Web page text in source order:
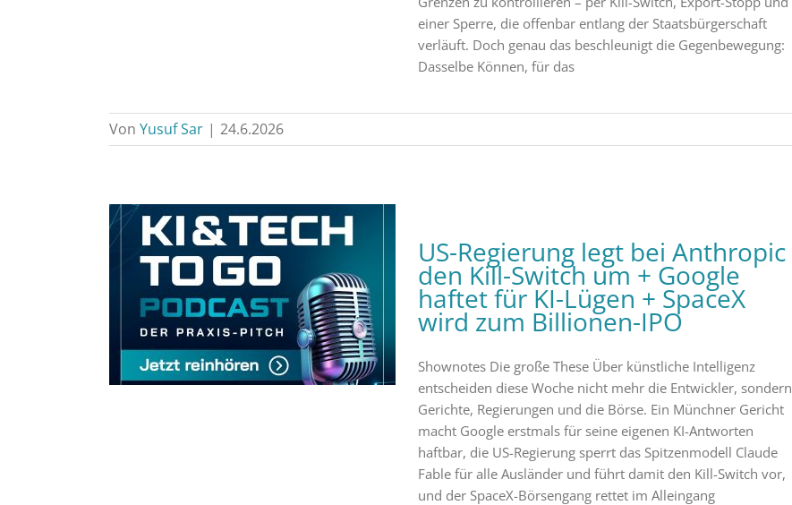
einer Sperre, die offenbar entlang der Staatsbürgerschaft
verläuft. Doch genau das beschleunigt die Gegenbewegung:
Dasselbe Können, für das
Von Yusuf Sar | 24.6.2026
US-Regierung legt bei Anthropic
den Kill-Switch um + Google
haftet für KI-Lügen + SpaceX
wird zum Billionen-IPO
Shownotes Die große These Über künstliche Intelligenz
entscheiden diese Woche nicht mehr die Entwickler, sondern
Gerichte, Regierungen und die Börse. Ein Münchner Gericht
macht Google erstmals für seine eigenen KI-Antworten
haftbar, die US-Regierung sperrt das Spitzenmodell Claude
Fable für alle Ausländer und führt damit den Kill-Switch vor,
und der SpaceX-Börsengang rettet im Alleingang